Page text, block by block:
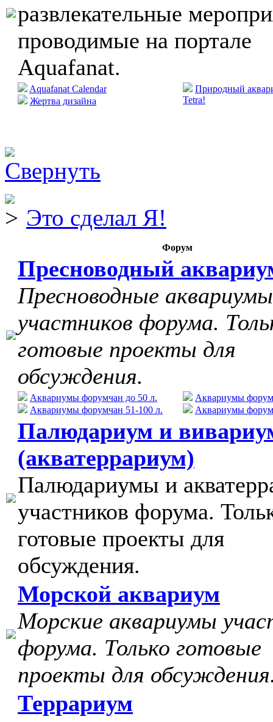
развлекательные
проводимые на портале
Aquafanat.
Aquafanat Calendar
Жертва дизайна
Природный
Tetra!
Это сделал Я!
Форум
Пресноводный
Пресноводные аквариумы
участников форума.
готовые проекты для
обсуждения.
Аквариумы форумчан до 50 л.
Аквариумы форумчан 51-100 л.
Аквариумы
Аквариумы
Палюдариум и
(акватеррариум)
Палюдариумы и
участников форума.
готовые проекты для
обсуждения.
Морской аквариум
Морские аквариумы
форума. Только готовые
проекты для
Террариум